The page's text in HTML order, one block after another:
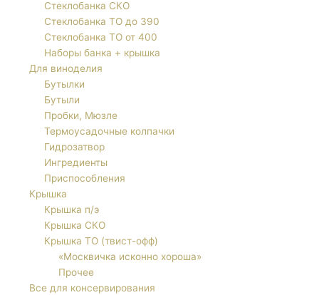
Стеклобанка СКО
Стеклобанка ТО до 390
Стеклобанка ТО от 400
Наборы банка + крышка
Для виноделия
Бутылки
Бутыли
Пробки, Мюзле
Термоусадочные колпачки
Гидрозатвор
Ингредиенты
Приспособления
Крышка
Крышка п/э
Крышка СКО
Крышка ТО (твист-офф)
«Москвичка исконно хороша»
Прочее
Все для консервирования